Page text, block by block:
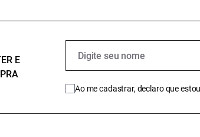
E
Ao me cadastrar, declaro que